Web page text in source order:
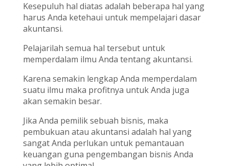
Kesepuluh hal diatas adalah beberapa hal yang
harus Anda ketehaui untuk mempelajari dasar
akuntansi.
Pelajarilah semua hal tersebut untuk
memperdalam ilmu Anda tentang akuntansi.
Karena semakin lengkap Anda memperdalam
suatu ilmu maka profitnya untuk Anda juga
akan semakin besar.
Jika Anda pemilik sebuah bisnis, maka
pembukuan atau akuntansi adalah hal yang
sangat Anda perlukan untuk pemantauan
keuangan guna pengembangan bisnis Anda